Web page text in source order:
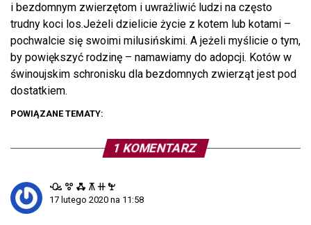
i bezdomnym zwierzętom i uwrażliwić ludzi na często
trudny koci los.Jeżeli dzielicie życie z kotem lub kotami –
pochwalcie się swoimi milusińskimi. A jeżeli myślicie o tym,
by powiększyć rodzinę – namawiamy do adopcji. Kotów w
świnoujskim schronisku dla bezdomnych zwierząt jest pod
dostatkiem.
POWIĄZANE TEMATY:
1 KOMENTARZ
ꘐ ꖜ ꗈ ꕧ ꔠ ꖟ
17 lutego 2020 na 11:58